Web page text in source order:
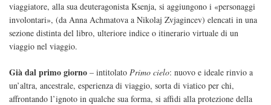
viaggiatore, alla sua deuteragonista Ksenja, si aggiungono i «personaggi
involontari», (da Anna Achmatova a Nikolaj Zvjagincev) elencati in una
sezione distinta del libro, ulteriore indice o itinerario virtuale di un
viaggio nel viaggio.
Già dal primo giorno – intitolato Primo cielo: nuovo e ideale rinvio a
un’altra, ancestrale, esperienza di viaggio, sorta di viatico per chi,
affrontando l’ignoto in qualche sua forma, si affidi alla protezione della